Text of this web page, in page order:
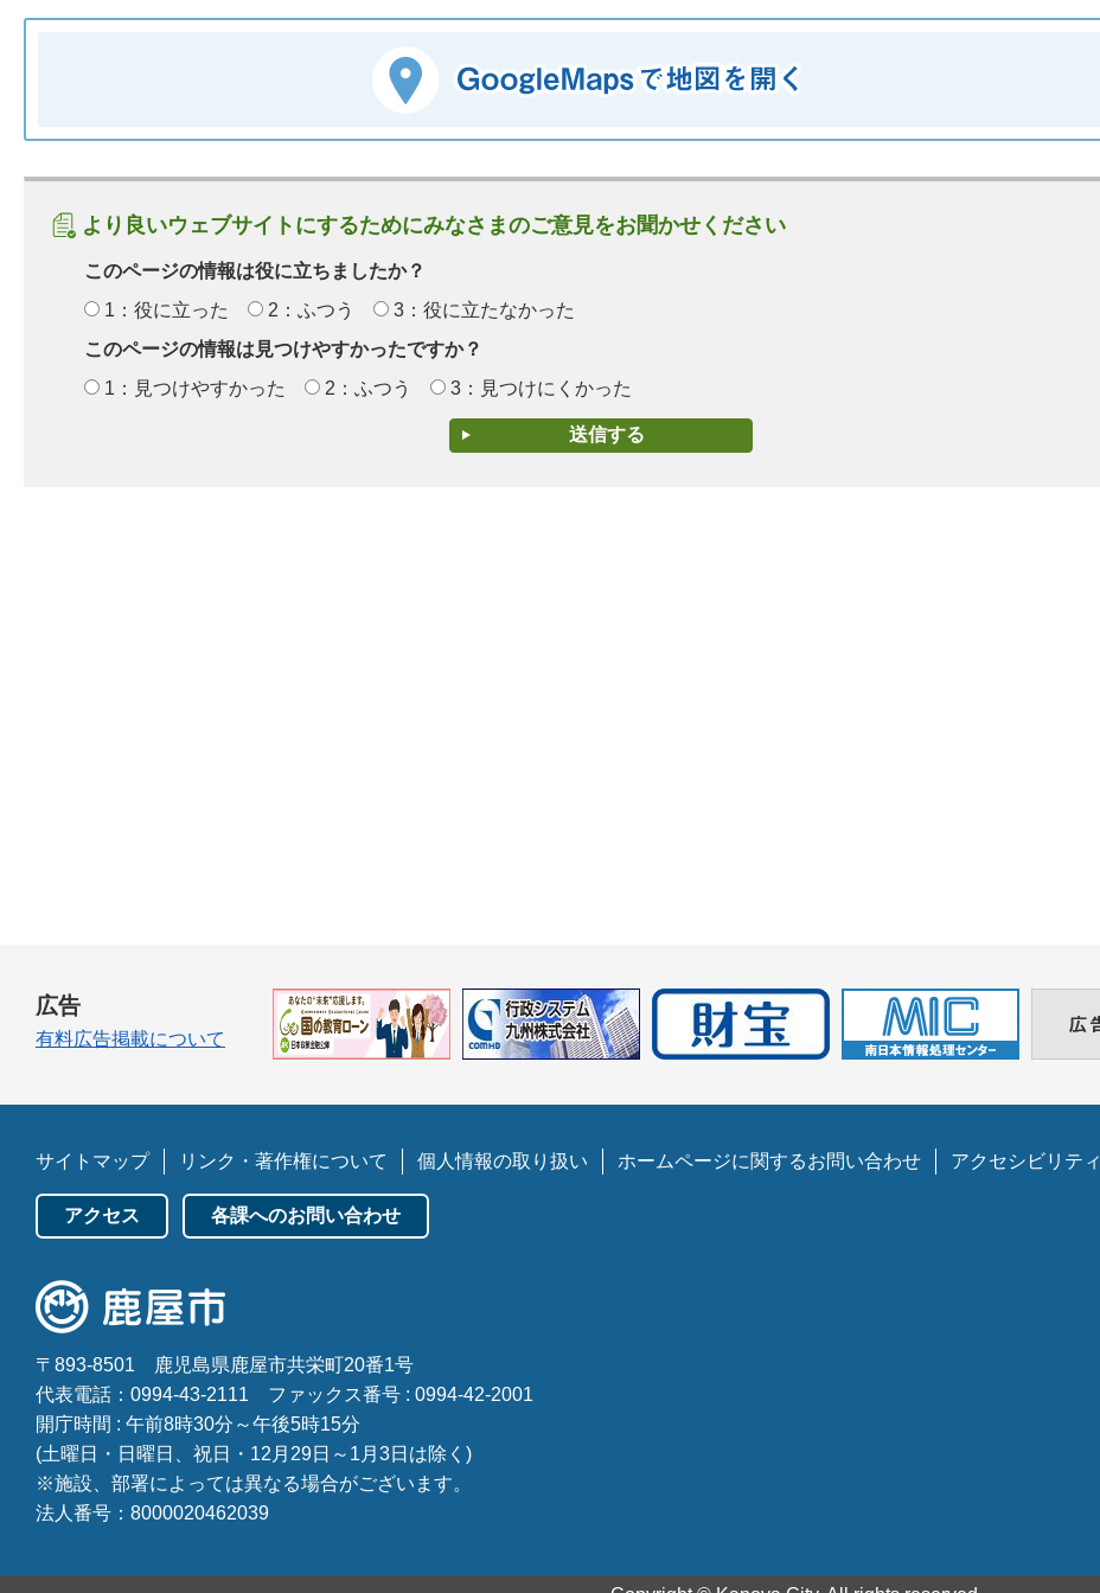
より良いウェブサイトにするためにみなさまのご意見をお聞かせください
このページの情報は役に立ちましたか？
1：役に立った
2：ふつう
3：役に立たなかった
このページの情報は見つけやすかったですか？
1：見つけやすかった
2：ふつう 3：見つけにくかった
広告
有料広告掲載について
サイトマップ リンク・著作権について 個人情報の取り扱い ホームページに関するお問い合わせ アクセシビリティ
アクセス 各課へのお問い合わせ
〒893-8501
鹿児島県鹿屋市共栄町20番1号
代表電話：0994-43-2111
ファックス番号 : 0994-42-2001
開庁時間 : 午前8時30分～午後5時15分
(土曜日・日曜日、祝日・12月29日～1月3日は除く)
※施設、部署によっては異なる場合がございます。
法人番号：8000020462039